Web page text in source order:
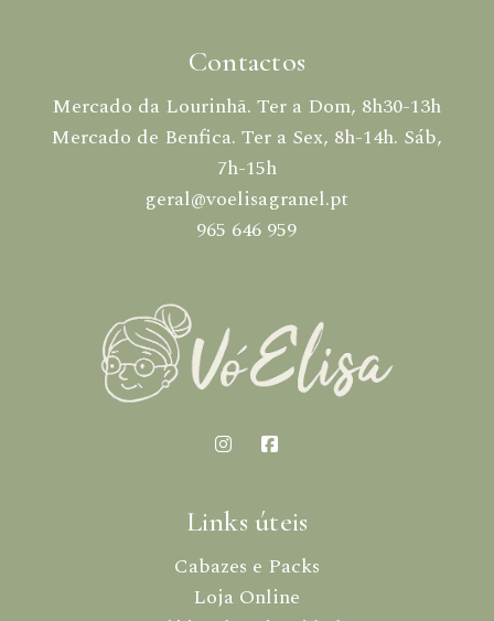
Contactos
Mercado da Lourinhã. Ter a Dom, 8h30-13h
Mercado de Benfica. Ter a Sex, 8h-14h. Sáb,
7h-15h
geral@voelisagranel.pt
965 646 959
Links úteis
Cabazes e Packs
Loja Online